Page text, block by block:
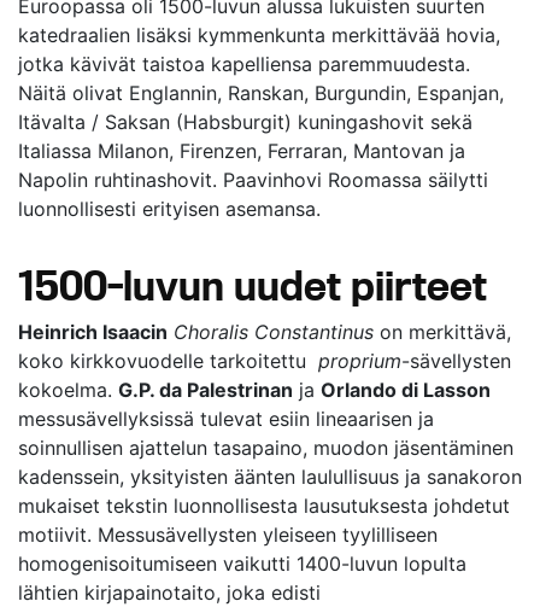
Euroopassa oli 1500-luvun alussa lukuisten suurten
katedraalien lisäksi kymmenkunta merkittävää hovia,
jotka kävivät taistoa kapelliensa paremmuudesta.
Näitä olivat Englannin, Ranskan, Burgundin, Espanjan,
Itävalta / Saksan (Habsburgit) kuningashovit sekä
Italiassa Milanon, Firenzen, Ferraran, Mantovan ja
Napolin ruhtinashovit. Paavinhovi Roomassa säilytti
luonnollisesti erityisen asemansa.
1500-luvun uudet piirteet
Heinrich Isaacin Choralis Constantinus on merkittävä,
koko kirkkovuodelle tarkoitettu proprium-sävellysten
kokoelma. G.P. da Palestrinan ja Orlando di Lasson
messusävellyksissä tulevat esiin lineaarisen ja
soinnullisen ajattelun tasapaino, muodon jäsentäminen
kadenssein, yksityisten äänten laulullisuus ja sanakoron
mukaiset tekstin luonnollisesta lausutuksesta johdetut
motiivit. Messusävellysten yleiseen tyylilliseen
homogenisoitumiseen vaikutti 1400-luvun lopulta
lähtien kirjapainotaito, joka edisti